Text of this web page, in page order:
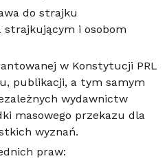
do strajku
strajkującym i osobom
w Konstytucji PRL
publikacji, a tym samym
wydawnictw
masowego przekazu dla
wyznań.
praw: